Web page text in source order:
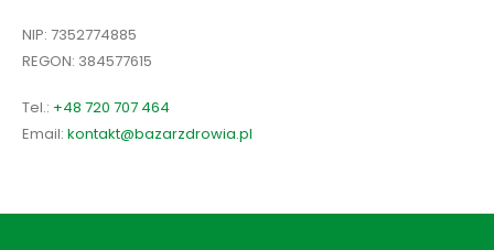
NIP: 7352774885
REGON: 384577615
Tel.: +48 720 707 464
Email: kontakt@bazarzdrowia.pl